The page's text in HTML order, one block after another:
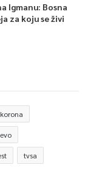
Igmanu: Bosna
za koju se živi
korona
tvsa